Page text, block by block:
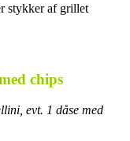
stykker af grillet
chips
evt. 1 dåse med